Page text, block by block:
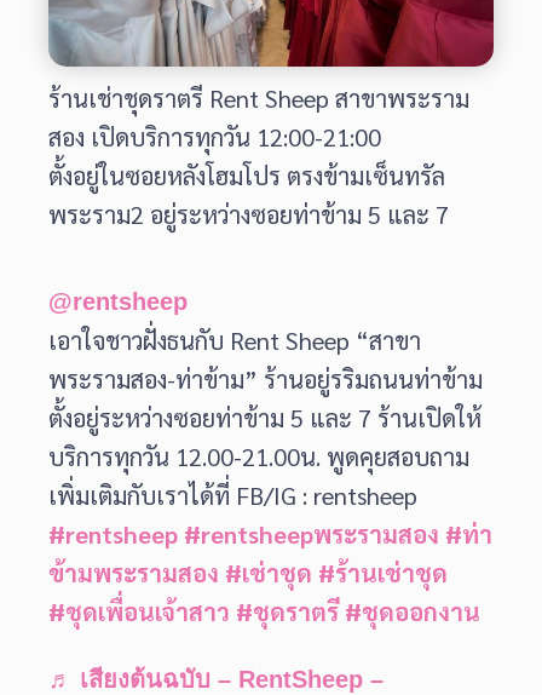
ร้านเช่าชุดราตรี Rent Sheep สาขาพระราม
สอง เปิดบริการทุกวัน 12:00-21:00
ตั้งอยู่ในซอยหลังโฮมโปร ตรงข้ามเซ็นทรัล
พระราม2 อยู่ระหว่างซอยท่าข้าม 5 และ 7
@rentsheep
เอาใจชาวฝั่งธนกับ Rent Sheep “สาขา
พระรามสอง-ท่าข้าม” ร้านอยู่รริมถนนท่าข้าม
ตั้งอยู่ระหว่างซอยท่าข้าม 5 และ 7 ร้านเปิดให้
บริการทุกวัน 12.00-21.00น. พูดคุยสอบถาม
เพิ่มเติมกับเราได้ที่ FB/IG : rentsheep
#rentsheep #rentsheepพระรามสอง #ท่า
ข้ามพระรามสอง #เช่าชุด #ร้านเช่าชุด
#ชุดเพื่อนเจ้าสาว #ชุดราตรี #ชุดออกงาน
♬ เสียงต้นฉบับ – RentSheep –